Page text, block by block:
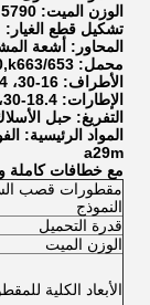
الوزن الميت: 5790 كجم
تشكيل قطع الغيار:
المحاور: أشعة المشي
محمل: k39585/39520,k663/653
الأطراف: 16-30، 4 قطع.
الإطارات: 18.4-30، بدون أنبوب 4 قطع.
التفريغ: حبل الأسلاك
a29m
مع خطافات كاملة
مقطورات قصب
النموذج
قدرة التحميل
الوزن الميت
الأبعاد الكلية